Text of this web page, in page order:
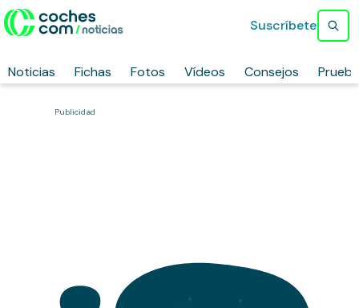
Noticias Fichas Fotos Vídeos Consejos
Suscríbete
Publicidad